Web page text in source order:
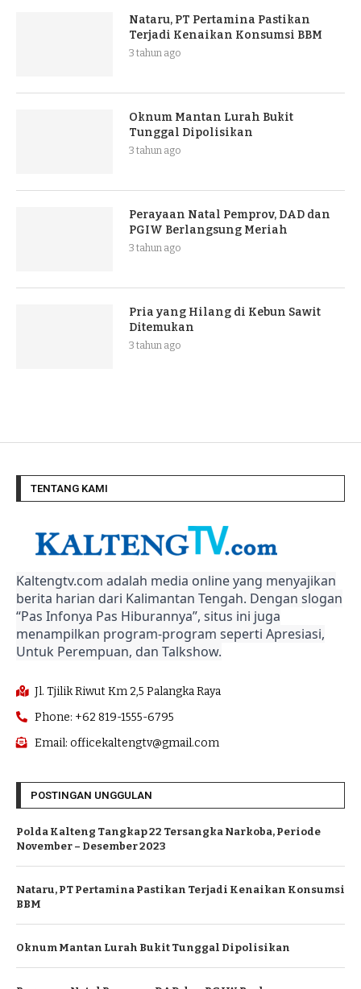
Nataru, PT Pertamina Pastikan
Terjadi Kenaikan Konsumsi BBM
3 tahun ago
Oknum Mantan Lurah Bukit
Tunggal Dipolisikan
3 tahun ago
Perayaan Natal Pemprov, DAD dan
PGIW Berlangsung Meriah
3 tahun ago
Pria yang Hilang di Kebun Sawit
Ditemukan
3 tahun ago
TENTANG KAMI
Kaltengtv.com adalah media online yang menyajikan
berita harian dari Kalimantan Tengah. Dengan slogan
“Pas Infonya Pas Hiburannya”, situs ini juga
menampilkan program-program seperti Apresiasi,
Untuk Perempuan, dan Talkshow.
Jl. Tjilik Riwut Km 2,5 Palangka Raya
Phone: +62 819-1555-6795
Email: officekaltengtv@gmail.com
POSTINGAN UNGGULAN
Polda Kalteng Tangkap 22 Tersangka Narkoba, Periode
November – Desember 2023
Nataru, PT Pertamina Pastikan Terjadi Kenaikan Konsumsi
BBM
Oknum Mantan Lurah Bukit Tunggal Dipolisikan